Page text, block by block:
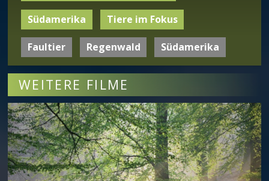
Südamerika Tiere im Fokus
Faultier Regenwald Südamerika
WEITERE FILME